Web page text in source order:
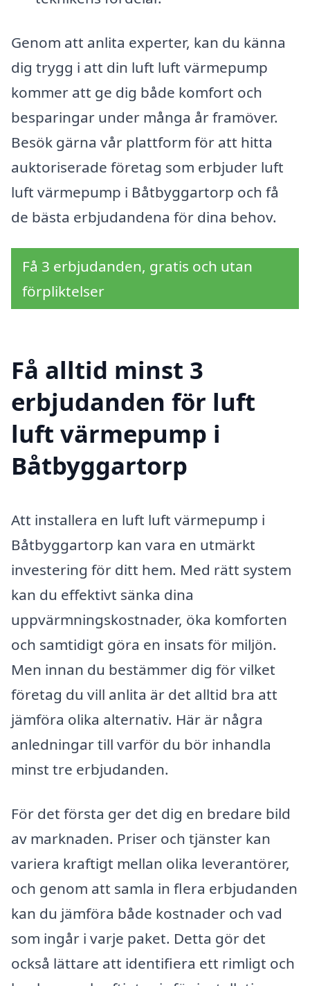
Genom att anlita experter, kan du känna
dig trygg i att din luft luft värmepump
kommer att ge dig både komfort och
besparingar under många år framöver.
Besök gärna vår plattform för att hitta
auktoriserade företag som erbjuder luft
luft värmepump i Båtbyggartorp och få
de bästa erbjudandena för dina behov.
Få 3 erbjudanden, gratis och utan
förpliktelser
Få alltid minst 3
erbjudanden för luft
luft värmepump i
Båtbyggartorp
Att installera en luft luft värmepump i
Båtbyggartorp kan vara en utmärkt
investering för ditt hem. Med rätt system
kan du effektivt sänka dina
uppvärmningskostnader, öka komforten
och samtidigt göra en insats för miljön.
Men innan du bestämmer dig för vilket
företag du vill anlita är det alltid bra att
jämföra olika alternativ. Här är några
anledningar till varför du bör inhandla
minst tre erbjudanden.
För det första ger det dig en bredare bild
av marknaden. Priser och tjänster kan
variera kraftigt mellan olika leverantörer,
och genom att samla in flera erbjudanden
kan du jämföra både kostnader och vad
som ingår i varje paket. Detta gör det
också lättare att identifiera ett rimligt och